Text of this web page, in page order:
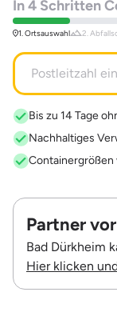
In 4 Schritten
1. Ortsauswahl 2.
Bis zu 14 Tage
Nachhaltiges
Containergrößen
Partner
Bad Dürkheim
Hier klicken